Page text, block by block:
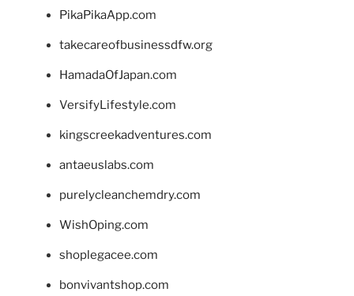
PikaPikaApp.com
takecareofbusinessdfw.org
HamadaOfJapan.com
VersifyLifestyle.com
kingscreekadventures.com
antaeuslabs.com
purelycleanchemdry.com
WishOping.com
shoplegacee.com
bonvivantshop.com